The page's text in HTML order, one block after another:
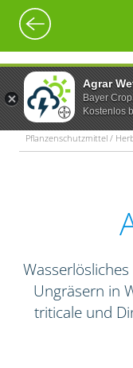
Agrar
Bayer
Kostenlos
Pflanzenschutzmittel /
Ungräsern in
triticale und